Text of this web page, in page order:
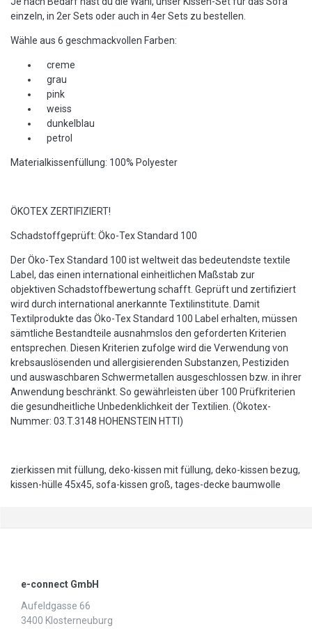
einzeln, in 2er Sets oder auch in 4er Sets zu bestellen.
Wähle aus 6 geschmackvollen Farben:
creme
grau
pink
weiss
dunkelblau
petrol
Materialkissenfüllung: 100% Polyester
ÖKOTEX ZERTIFIZIERT!
Schadstoffgeprüft: Öko-Tex Standard 100
Der Öko-Tex Standard 100 ist weltweit das bedeutendste textile
Label, das einen international einheitlichen Maßstab zur
objektiven Schadstoffbewertung schafft. Geprüft und zertifiziert
wird durch international anerkannte Textilinstitute. Damit
Textilprodukte das Öko-Tex Standard 100 Label erhalten, müssen
sämtliche Bestandteile ausnahmslos den geforderten Kriterien
entsprechen. Diesen Kriterien zufolge wird die Verwendung von
krebsauslösenden und allergisierenden Substanzen, Pestiziden
und auswaschbaren Schwermetallen ausgeschlossen bzw. in ihrer
Anwendung beschränkt. So gewährleisten über 100 Prüfkriterien
die gesundheitliche Unbedenklichkeit der Textilien. (Ökotex-
Nummer: 03.T.3148 HOHENSTEIN HTTI)
zierkissen mit füllung, deko-kissen mit füllung, deko-kissen bezug,
kissen-hülle 45x45, sofa-kissen groß, tages-decke baumwolle
e-connect GmbH
Aufeldgasse 66
3400 Klosterneuburg